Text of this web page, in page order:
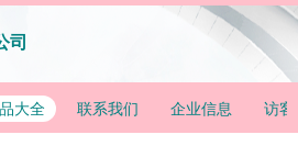
司
大全 联系我们 企业信息 访客